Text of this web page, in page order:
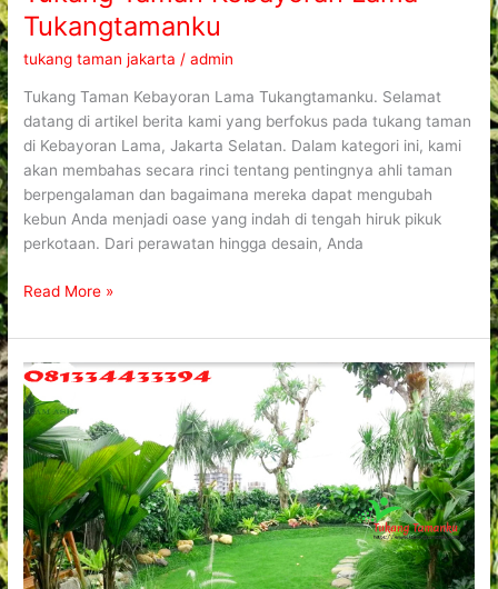
Tukangtamanku
tukang taman jakarta /admin
Tukang Taman Kebayoran Lama Tukangtamanku. Selamat
datang di artikel berita kami yang berfokus pada tukang taman
di Kebayoran Lama, Jakarta Selatan. Dalam kategori ini, kami
akan membahas secara rinci tentang pentingnya ahli taman
berpengalaman dan bagaimana mereka dapat mengubah
kebun Anda menjadi oase yang indah di tengah hiruk pikuk
perkotaan. Dari perawatan hingga desain, Anda
Read More »
Tukang
Taman
Pesanggrahan